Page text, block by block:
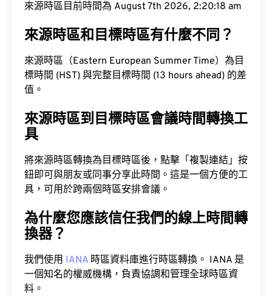
來源時區目前時間為 August 7th 2026, 2:20:19 am
來源時區和目標時區有什麼不同？
來源時區（Eastern European Summer Time）為目
標時間 (HST) 與完整目標時間 (13 hours ahead) 的差
值。
來源時區到目標時區會議時間轉換工
具
將來源時區轉換為目標時區後，點擊「複製連結」按
鈕即可與朋友或同事分享此時間。這是一個方便的工
具，可用於跨兩個時區安排會議。
為什麼您應該信任我們的線上時間轉
換器？
我們使用 IANA 時區資料庫進行時區轉換。 IANA 是
一個知名的權威機構，負責協調和管理全球時區資
料。